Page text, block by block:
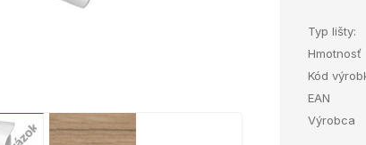
Typ lišty:
Hmotnosť
Kód
EAN
Výrobca